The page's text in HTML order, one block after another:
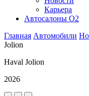
Карьера
Автосалоны O2
Главная Автомобили
Jolion
Haval Jolion
2026